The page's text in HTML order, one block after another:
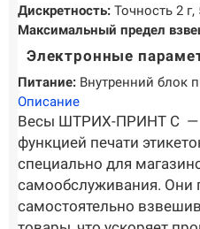
Дискретность: Точность 2 г,
Максимальный предел
Электронные
Питание: Внутренний блок
Описание
Весы ШТРИХ-ПРИНТ С —
функцией печати
специально для
самообслуживания. Они
самостоятельно